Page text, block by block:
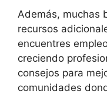
Además, muchas
recursos
encuentres
creciendo
consejos para
comunidades